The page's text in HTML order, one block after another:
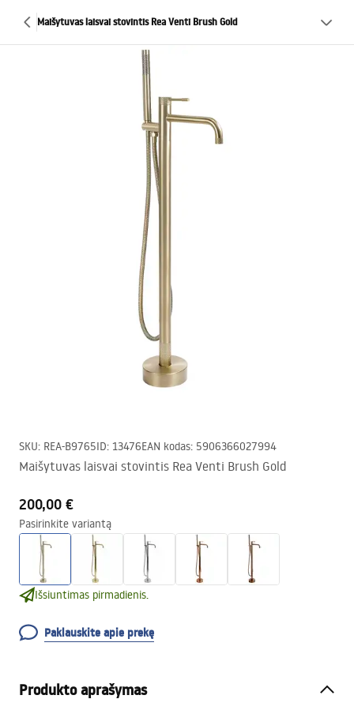
Maišytuvas laisvai stovintis Rea Venti Brush Gold
SKU: REA-B9765ID: 13476EAN kodas: 5906366027994
Maišytuvas laisvai stovintis Rea Venti Brush Gold
200,00 €
Pasirinkite variantą
Išsiuntimas pirmadienis.
Paklauskite apie prekę
Produkto aprašymas